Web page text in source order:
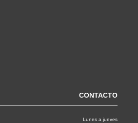
CONTACTO
Lunes a jueves